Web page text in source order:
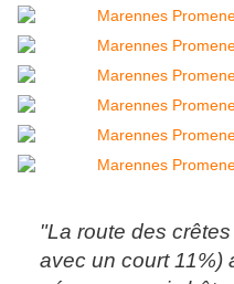
"La route des
avec un court 11%)